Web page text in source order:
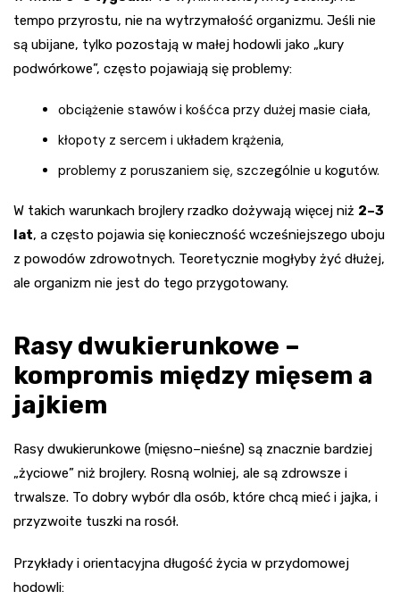
tempo przyrostu, nie na wytrzymałość organizmu. Jeśli nie
są ubijane, tylko pozostają w małej hodowli jako „kury
podwórkowe”, często pojawiają się problemy:
obciążenie stawów i kośćca przy dużej masie ciała,
kłopoty z sercem i układem krążenia,
problemy z poruszaniem się, szczególnie u kogutów.
W takich warunkach brojlery rzadko dożywają więcej niż 2–3
lat, a często pojawia się konieczność wcześniejszego uboju
z powodów zdrowotnych. Teoretycznie mogłyby żyć dłużej,
ale organizm nie jest do tego przygotowany.
Rasy dwukierunkowe –
kompromis między mięsem a
jajkiem
Rasy dwukierunkowe (mięsno–nieśne) są znacznie bardziej
„życiowe” niż brojlery. Rosną wolniej, ale są zdrowsze i
trwalsze. To dobry wybór dla osób, które chcą mieć i jajka, i
przyzwoite tuszki na rosół.
Przykłady i orientacyjna długość życia w przydomowej
hodowli: